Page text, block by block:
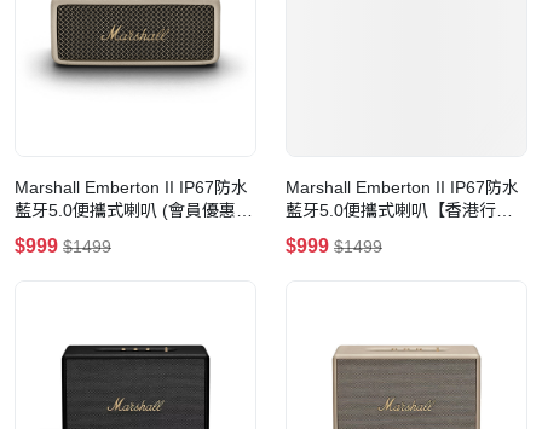
Marshall Emberton II IP67防水
藍牙5.0便攜式喇叭 (會員優惠
價)(Cream)
$999 $1499
Marshall Emberton II IP67防水
藍牙5.0便攜式喇叭【香港行
貨】(會員重磅優惠)
(black&brass)
$999 $1499